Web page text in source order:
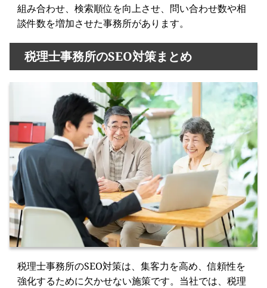
組み合わせ、検索順位を向上させ、問い合わせ数や相
談件数を増加させた事務所があります。
税理士事務所のSEO対策まとめ
税理士事務所のSEO対策は、集客力を高め、信頼性を
強化するために欠かせない施策です。当社では、税理